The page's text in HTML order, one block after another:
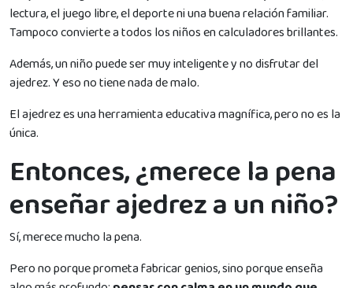
lectura, el juego libre, el deporte ni una buena relación familiar.
Tampoco convierte a todos los niños en calculadores brillantes.
Además, un niño puede ser muy inteligente y no disfrutar del
ajedrez. Y eso no tiene nada de malo.
El ajedrez es una herramienta educativa magnífica, pero no es la
única.
Entonces, ¿merece la pena
enseñar ajedrez a un niño?
Sí, merece mucho la pena.
Pero no porque prometa fabricar genios, sino porque enseña